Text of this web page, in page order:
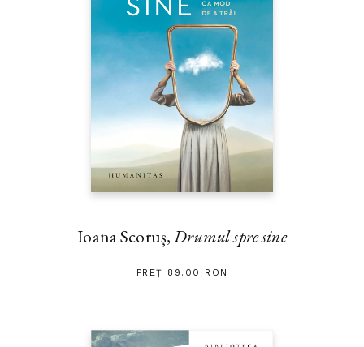
Ioana Scoruș,Drumul spre sine
PREȚ 89.00 RON